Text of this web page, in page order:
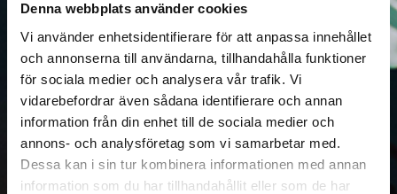
Denna webbplats använder cookies
Vi använder enhetsidentifierare för att anpassa innehållet
och annonserna till användarna, tillhandahålla funktioner
för sociala medier och analysera vår trafik. Vi
vidarebefordrar även sådana identifierare och annan
information från din enhet till de sociala medier och
annons- och analysföretag som vi samarbetar med.
Dessa kan i sin tur kombinera informationen med annan
information som du har tillhandahållit eller som de har
Information och
marknadsföring